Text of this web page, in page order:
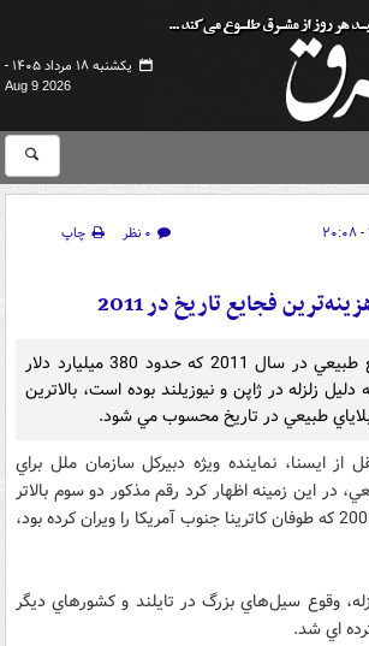
یکشنبه ۱۸ مرداد ۱۴۰۵ -
Aug 9 2026
۰ نظر
چاپ
فجايع تاريخ در 2011
هزينه اقتصادي فجايع طبيعي در سال 2011 كه حدود 380 ميليارد دلار
زلزله در ژاپن و نيوزيلند بوده است، بالاترين
طبيعي در تاريخ محسوب مي شود.
ايسنا، نماينده ويژه دبيركل سازمان ملل براي
در اين زمينه اظهار كرد رقم مذكور دو سوم بالاتر
از ركورد قبلي در سال 2005 كه طوفان كاترينا جنوب آمريكا را ويران كرده بود،
وقوع سيل‌هاي بزرگ در تايلند و كشورهاي ديگر
اي شد.